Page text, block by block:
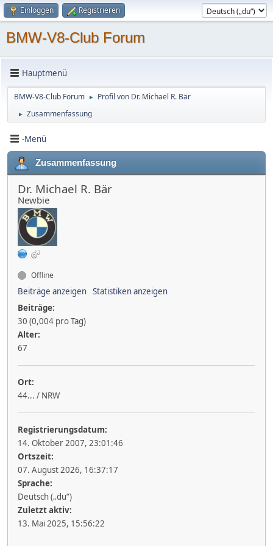
Einloggen Registrieren
BMW-V8-Club Forum
Hauptmenü
BMW-V8-Club Forum ► Profil von Dr. Michael R. Bär
► Zusammenfassung
-Menü
Zusammenfassung
Dr. Michael R. Bär
Newbie
Offline
Beiträge anzeigen Statistiken anzeigen
Beiträge:
30 (0,004 pro Tag)
Alter:
67
Ort:
44... / NRW
Registrierungsdatum:
14. Oktober 2007, 23:01:46
Ortszeit:
07. August 2026, 16:37:17
Sprache:
Deutsch („du“)
Zuletzt aktiv:
13. Mai 2025, 15:56:22